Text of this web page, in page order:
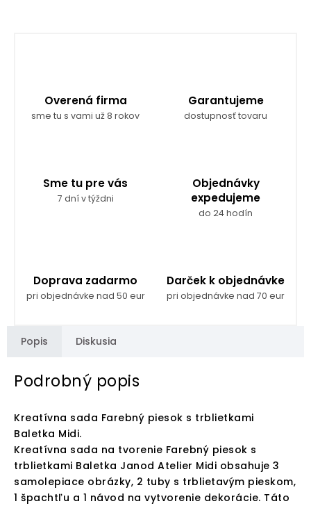
Overená firma
sme tu s vami už 8 rokov
Garantujeme
dostupnosť tovaru
Sme tu pre vás
7 dní v týždni
Objednávky
expedujeme
do 24 hodín
Doprava zadarmo
pri objednávke nad 50 eur
Darček k objednávke
pri objednávke nad 70 eur
Popis Diskusia
Podrobný popis
Kreatívna sada Farebný piesok s trblietkami
Baletka Midi.
Kreatívna sada na tvorenie Farebný piesok s
trblietkami Baletka Janod Atelier Midi obsahuje 3
samolepiace obrázky, 2 tuby s trblietavým pieskom,
1 špachtľu a 1 návod na vytvorenie dekorácie. Táto